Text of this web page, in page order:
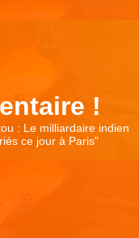
!
: Le milliardaire indien
ce jour à Paris"